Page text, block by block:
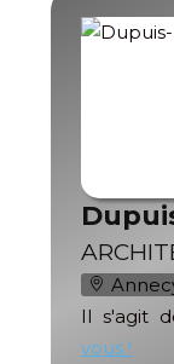
Il s'agit
vous !